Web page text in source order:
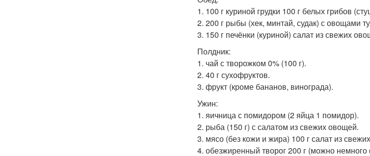
1. 100 г куриной грудки 100 г белых грибов
2. 200 г рыбы (хек, минтай, судак) с овощами
3. 150 г печёнки (куриной) салат из свежих
Полдник:
1. чай с творожком 0% (100 г).
2. 40 г сухофруктов.
3. фрукт (кроме бананов, винограда).
Ужин:
1. яичница с помидором (2 яйца 1 помидор).
2. рыба (150 г) с салатом из свежих овощей.
3. мясо (без кожи и жира) 100 г салат из
4. обезжиренный творог 200 г (можно немного